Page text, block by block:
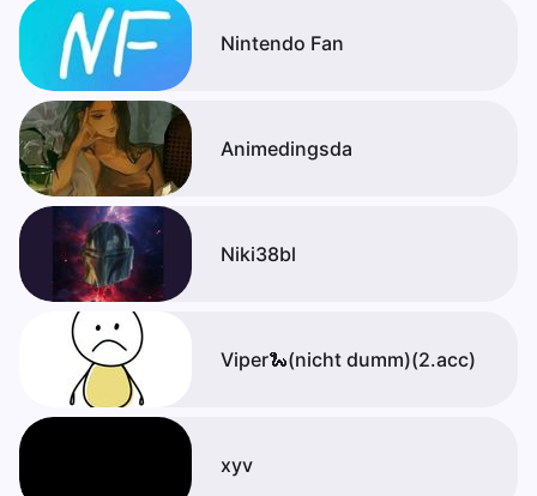
Nintendo Fan
Animedingsda
Niki38bl
Viper🐍(nicht dumm)(2.acc)
xyv